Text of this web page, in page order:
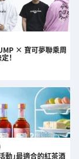
× 寶可夢聯乘周
！
動」最適合的紅茶酒